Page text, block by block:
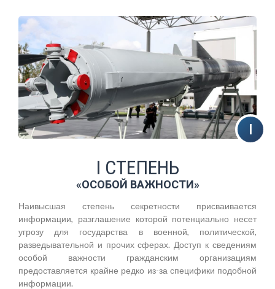
I СТЕПЕНЬ
«ОСОБОЙ ВАЖНОСТИ»
Наивысшая степень секретности присваивается
информации, разглашение которой потенциально несет
угрозу для государства в военной, политической,
разведывательной и прочих сферах. Доступ к сведениям
особой важности гражданским организациям
предоставляется крайне редко из-за специфики подобной
информации.